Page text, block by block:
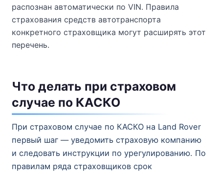
распознан автоматически по VIN. Правила
страхования средств автотранспорта
конкретного страховщика могут расширять этот
перечень.
Что делать при страховом
случае по КАСКО
При страховом случае по КАСКО на Land Rover
первый шаг — уведомить страховую компанию
и следовать инструкции по урегулированию. По
правилам ряда страховщиков срок